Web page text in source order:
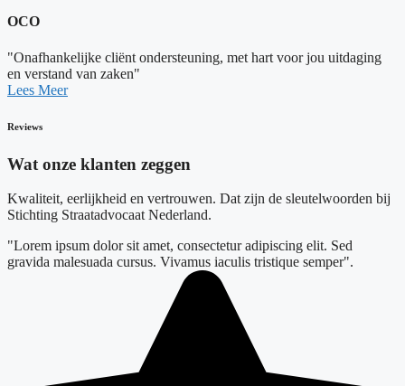
OCO
"Onafhankelijke cliënt ondersteuning, met hart voor jou uitdaging
en verstand van zaken"
Lees Meer
Reviews
Wat onze klanten zeggen
Kwaliteit, eerlijkheid en vertrouwen. Dat zijn de sleutelwoorden bij
Stichting Straatadvocaat Nederland.
"Lorem ipsum dolor sit amet, consectetur adipiscing elit. Sed
gravida malesuada cursus. Vivamus iaculis tristique semper".